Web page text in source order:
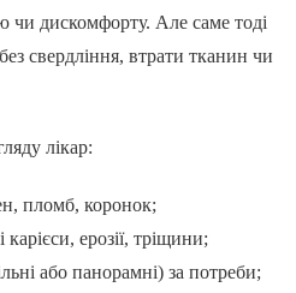
чи дискомфорту. Але саме тоді
свердління, втрати тканин чи
лікар:
пломб, коронок;
ерозії, тріщини;
або панорамні) за потреби;